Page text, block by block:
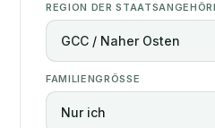
REGION DER
FAMILIENGRÖSSE